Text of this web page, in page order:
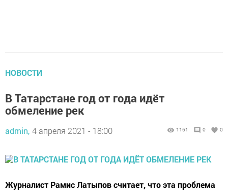
НОВОСТИ
В Татарстане год от года идёт
обмеление рек
admin, 4 апреля 2021 - 18:00 1161 0 0
Журналист Рамис Латыпов считает, что эта проблема